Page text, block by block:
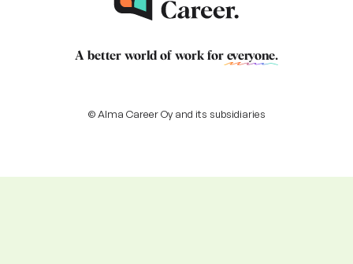
A better world of work for everyone.
© Alma Career Oy and its subsidiaries